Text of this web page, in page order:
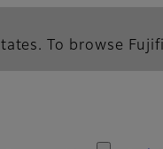
To browse